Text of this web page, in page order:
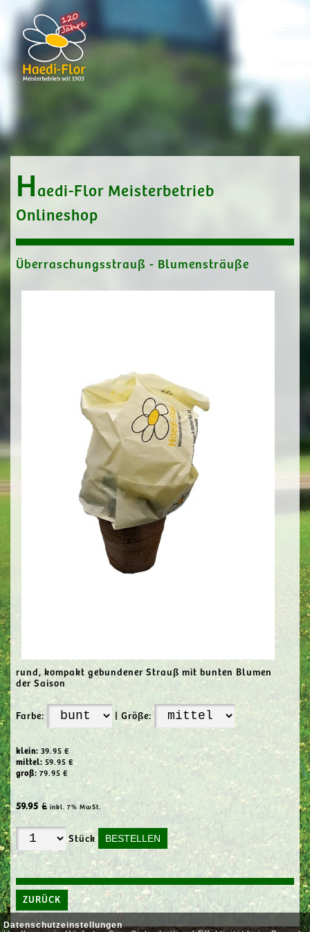
Datenschutzeinstellungen
Haedi-Flor Meisterbetrieb
Onlineshop
Überraschungsstrauß - Blumensträuße
rund, kompakt gebundener Strauß mit bunten Blumen
der Saison
Farbe: | Größe:
klein: 39.95 €
mittel: 59.95 €
groß: 79.95 €
59.95 € inkl. 7% MwSt.
Stück
ZURÜCK